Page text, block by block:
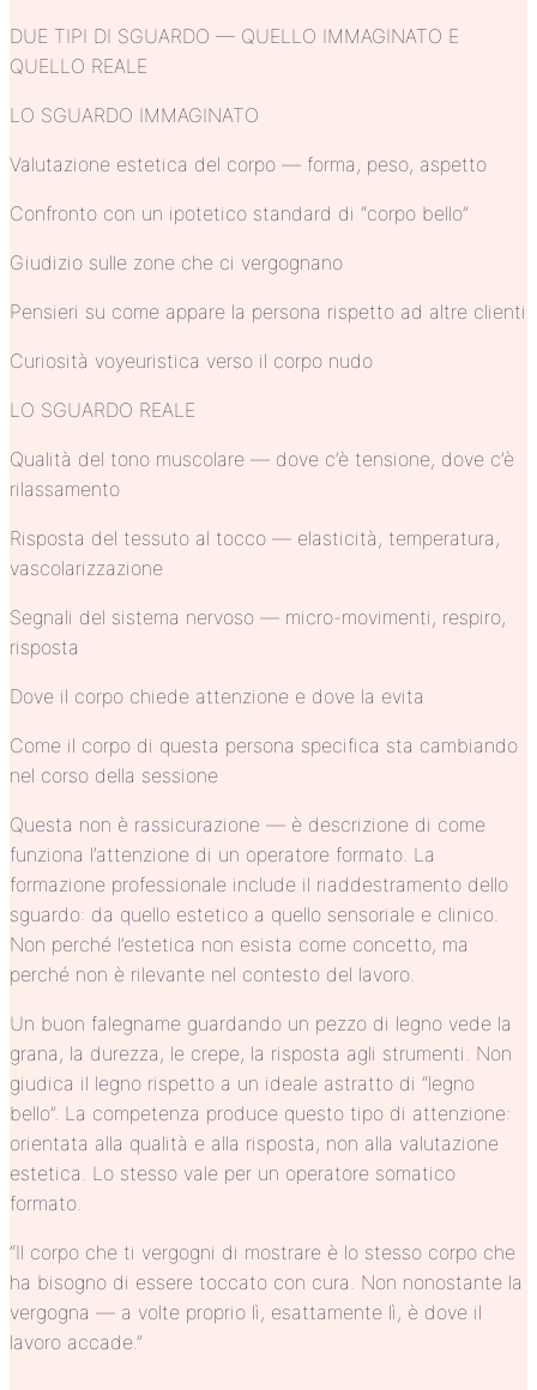
DUE TIPI DI SGUARDO — QUELLO IMMAGINATO E
QUELLO REALE
LO SGUARDO IMMAGINATO
Valutazione estetica del corpo — forma, peso, aspetto
Confronto con un ipotetico standard di “corpo bello”
Giudizio sulle zone che ci vergognano
Pensieri su come appare la persona rispetto ad altre clienti
Curiosità voyeuristica verso il corpo nudo
LO SGUARDO REALE
Qualità del tono muscolare — dove c’è tensione, dove c’è
rilassamento
Risposta del tessuto al tocco — elasticità, temperatura,
vascolarizzazione
Segnali del sistema nervoso — micro-movimenti, respiro,
risposta
Dove il corpo chiede attenzione e dove la evita
Come il corpo di questa persona specifica sta cambiando
nel corso della sessione
Questa non è rassicurazione — è descrizione di come
funziona l’attenzione di un operatore formato. La
formazione professionale include il riaddestramento dello
sguardo: da quello estetico a quello sensoriale e clinico.
Non perché l’estetica non esista come concetto, ma
perché non è rilevante nel contesto del lavoro.
Un buon falegname guardando un pezzo di legno vede la
grana, la durezza, le crepe, la risposta agli strumenti. Non
giudica il legno rispetto a un ideale astratto di “legno
bello”. La competenza produce questo tipo di attenzione:
orientata alla qualità e alla risposta, non alla valutazione
estetica. Lo stesso vale per un operatore somatico
formato.
“Il corpo che ti vergogni di mostrare è lo stesso corpo che
ha bisogno di essere toccato con cura. Non nonostante la
vergogna — a volte proprio lì, esattamente lì, è dove il
lavoro accade.”